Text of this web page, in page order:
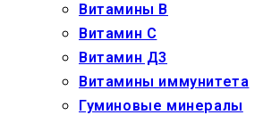
Витамины В
Витамин С
Витамин Д3
Витамины иммунитета
Гуминовые минералы